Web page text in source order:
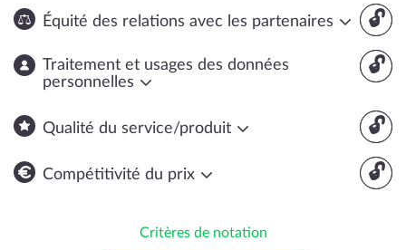
🔓
Équité des relations avec les partenaires
🔓
Traitement et usages des données
personnelles
🔓
Qualité du service/produit
🔓
Compétitivité du prix
Critères de notation